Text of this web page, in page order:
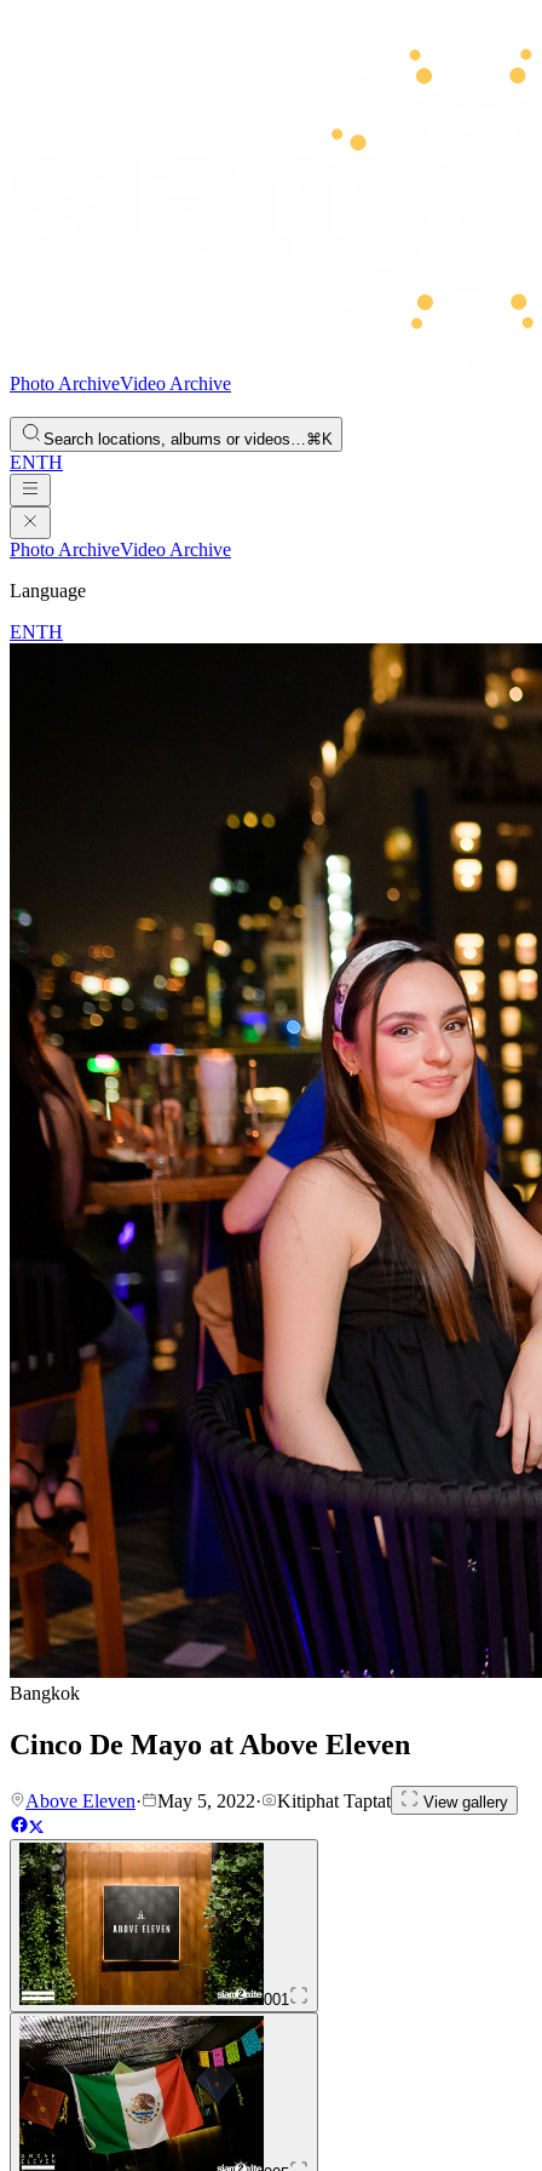
Photo ArchiveVideo Archive
Search locations, albums or videos…⌘K
ENTH
Photo ArchiveVideo Archive
Language
ENTH
Bangkok
Cinco De Mayo at Above Eleven
Above Eleven· May 5, 2022· Kitiphat Taptat View gallery
001